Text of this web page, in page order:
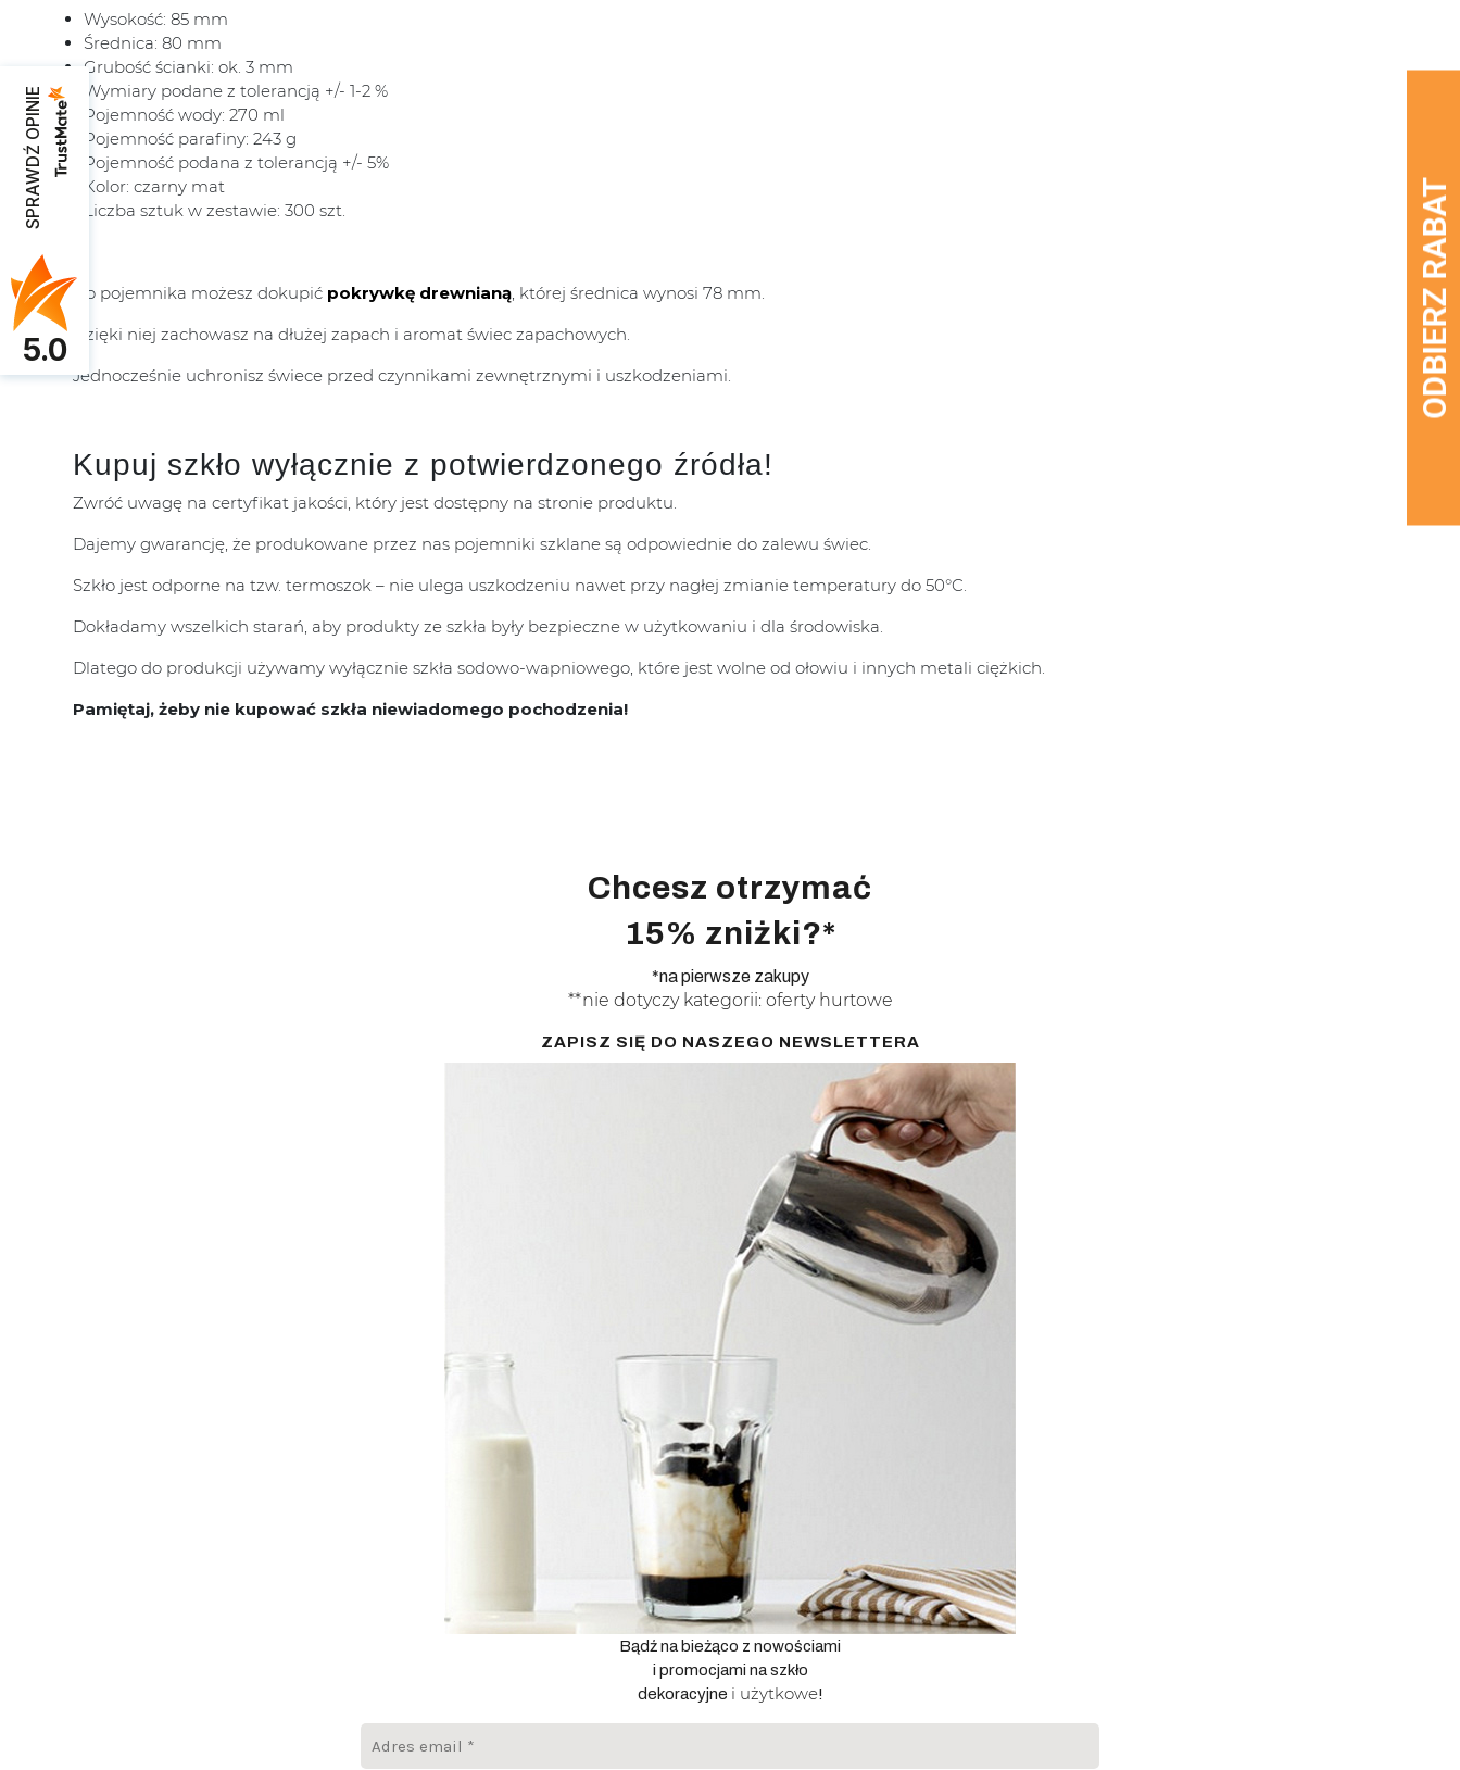
Wysokość: 85 mm
Średnica: 80 mm
Grubość ścianki: ok. 3 mm
Wymiary podane z tolerancją +/- 1-2 %
Pojemność wody: 270 ml
Pojemność parafiny: 243 g
Pojemność podana z tolerancją +/- 5%
Kolor: czarny mat
Liczba sztuk w zestawie: 300 szt.
Do pojemnika możesz dokupić pokrywkę drewnianą, której średnica wynosi 78 mm.
Dzięki niej zachowasz na dłużej zapach i aromat świec zapachowych.
Jednocześnie uchronisz świece przed czynnikami zewnętrznymi i uszkodzeniami.
Kupuj szkło wyłącznie z potwierdzonego źródła!
Zwróć uwagę na certyfikat jakości, który jest dostępny na stronie produktu.
Dajemy gwarancję, że produkowane przez nas pojemniki szklane są odpowiednie do zalewu świec.
Szkło jest odporne na tzw. termoszok – nie ulega uszkodzeniu nawet przy nagłej zmianie temperatury do 50°C.
Dokładamy wszelkich starań, aby produkty ze szkła były bezpieczne w użytkowaniu i dla środowiska.
Dlatego do produkcji używamy wyłącznie szkła sodowo-wapniowego, które jest wolne od ołowiu i innych metali ciężkich.
Pamiętaj, żeby nie kupować szkła niewiadomego pochodzenia!
Chcesz otrzymać
15% zniżki?*
*na pierwsze zakupy
**nie dotyczy kategorii: oferty hurtowe
ZAPISZ SIĘ DO NASZEGO NEWSLETTERA
Bądź na bieżąco z nowościami
i promocjami na szkło
dekoracyjne i użytkowe!
SPRAWDŹ OPINIE
5.0